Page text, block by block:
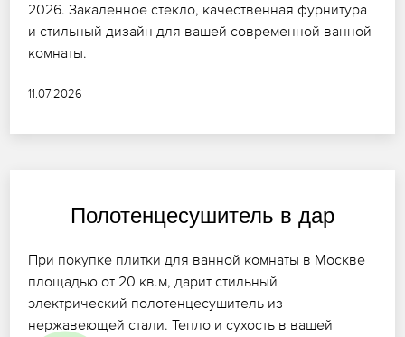
2026. Закаленное стекло, качественная фурнитура
и стильный дизайн для вашей современной ванной
комнаты.
11.07.2026
Полотенцесушитель в дар
При покупке плитки для ванной комнаты в Москве
площадью от 20 кв.м, дарит стильный
электрический полотенцесушитель из
нержавеющей стали. Тепло и сухость в вашей